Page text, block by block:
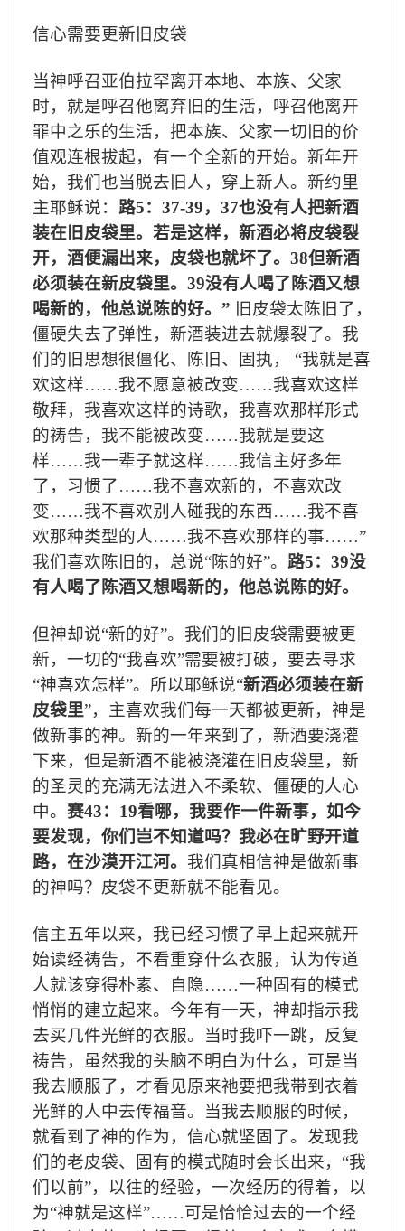
信心需要更新旧皮袋
当神呼召亚伯拉罕离开本地、本族、父家
时，就是呼召他离弃旧的生活，呼召他离开
罪中之乐的生活，把本族、父家一切旧的价
值观连根拔起，有一个全新的开始。新年开
始，我们也当脱去旧人，穿上新人。新约里
主耶稣说： 路5： 37-39， 37也没有人把新酒
装在旧皮袋里。若是这样，新酒必将皮袋裂
开，酒便漏出来，皮袋也就坏了。 38但新酒
必须装在新皮袋里。 39没有人喝了陈酒又想
喝新的，他总说陈的好。” 旧皮袋太陈旧了，
僵硬失去了弹性，新酒装进去就爆裂了。我
们的旧思想很僵化、陈旧、固执， “我就是喜
欢这样……我不愿意被改变……我喜欢这样
敬拜，我喜欢这样的诗歌，我喜欢那样形式
的祷告，我不能被改变……我就是要这
样……我一辈子就这样……我信主好多年
了，习惯了……我不喜欢新的，不喜欢改
变……我不喜欢别人碰我的东西……我不喜
欢那种类型的人……我不喜欢那样的事……”
我们喜欢陈旧的，总说“陈的好”。 路5： 39没
有人喝了陈酒又想喝新的，他总说陈的好。
但神却说“新的好”。我们的旧皮袋需要被更
新，一切的“我喜欢”需要被打破，要去寻求
“神喜欢怎样”。所以耶稣说“新酒必须装在新
皮袋里”，主喜欢我们每一天都被更新，神是
做新事的神。新的一年来到了，新酒要浇灌
下来，但是新酒不能被浇灌在旧皮袋里，新
的圣灵的充满无法进入不柔软、僵硬的人心
中。 赛43： 19看哪，我要作一件新事，如今
要发现，你们岂不知道吗？我必在旷野开道
路，在沙漠开江河。 我们真相信神是做新事
的神吗？皮袋不更新就不能看见。
信主五年以来，我已经习惯了早上起来就开
始读经祷告，不看重穿什么衣服，认为传道
人就该穿得朴素、自隐……一种固有的模式
悄悄的建立起来。今年有一天，神却指示我
去买几件光鲜的衣服。当时我吓一跳，反复
祷告，虽然我的头脑不明白为什么，可是当
我去顺服了，才看见原来祂要把我带到衣着
光鲜的人中去传福音。当我去顺服的时候，
就看到了神的作为，信心就坚固了。发现我
们的老皮袋、固有的模式随时会长出来，“我
们以前”，以往的经验，一次经历的得着，以
为“神就是这样”……可是恰恰过去的一个经